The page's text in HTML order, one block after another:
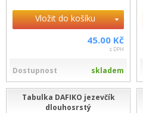
Vložit do košíku
45.00 Kč
s DPH
Dostupnost skladem
Tabulka DAFIKO jezevčík
dlouhosrstý